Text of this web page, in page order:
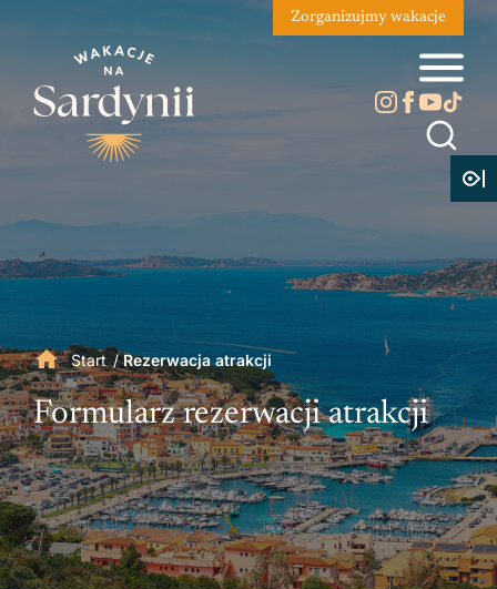
Zorganizujmy wakacje
Start /Rezerwacja atrakcji
Formularz rezerwacji atrakcji